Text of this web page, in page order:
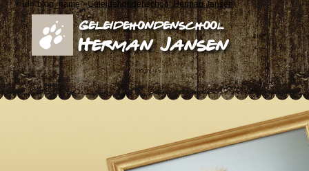
< id="blog_name">Geleidehondenschool Herman Jansen